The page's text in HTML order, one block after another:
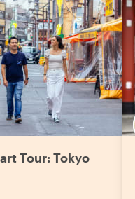
Tour: Tokyo